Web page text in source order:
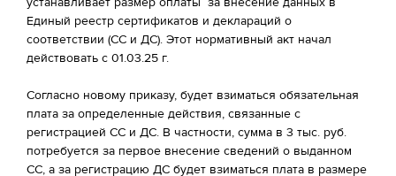
Единый реестр сертификатов и деклараций о
соответствии (СС и ДС). Этот нормативный акт начал
действовать с 01.03.25 г.
Согласно новому приказу, будет взиматься обязательная
плата за определенные действия, связанные с
регистрацией СС и ДС. В частности, сумма в 3 тыс. руб.
потребуется за первое внесение сведений о выданном
СС, а за регистрацию ДС будет взиматься плата в размере